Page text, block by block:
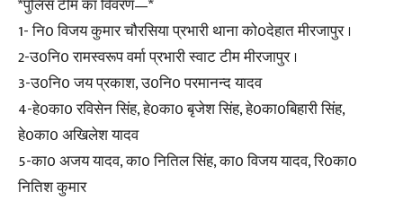
*पुलिस टीम का विवरण—*
1- नि0 विजय कुमार चौरसिया प्रभारी थाना को0देहात मीरजापुर ।
2-उ0नि0 रामस्वरूप वर्मा प्रभारी स्वाट टीम मीरजापुर ।
3-उ0नि0 जय प्रकाश, उ0नि0 परमानन्द यादव
4-हे0का0 रविसेन सिंह, हे0का0 बृजेश सिंह, हे0का0बिहारी सिंह,
हे0का0 अखिलेश यादव
5-का0 अजय यादव, का0 नितिल सिंह, का0 विजय यादव, रि0का0
नितिश कुमार